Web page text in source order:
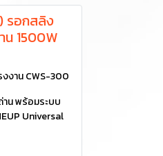
รอกสลิง
น 1500W
งงาน CWS-300
น พร้อมระบบ
Universal